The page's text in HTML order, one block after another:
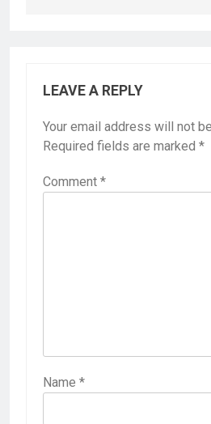
LEAVE A REPLY
Your email address will not
Required fields are marked *
Comment *
Name *